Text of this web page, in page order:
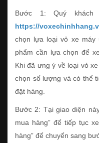
Bước 1: Quý khách
https://
chọn lựa loại vỏ xe máy
phẩm cần lựa chọn để
Khi đã ưng ý về loại vỏ
chọn số lượng và có thể
đặt hàng.
Bước 2: Tại giao diện
mua hàng” để tiếp tục
hàng” để chuyển sang